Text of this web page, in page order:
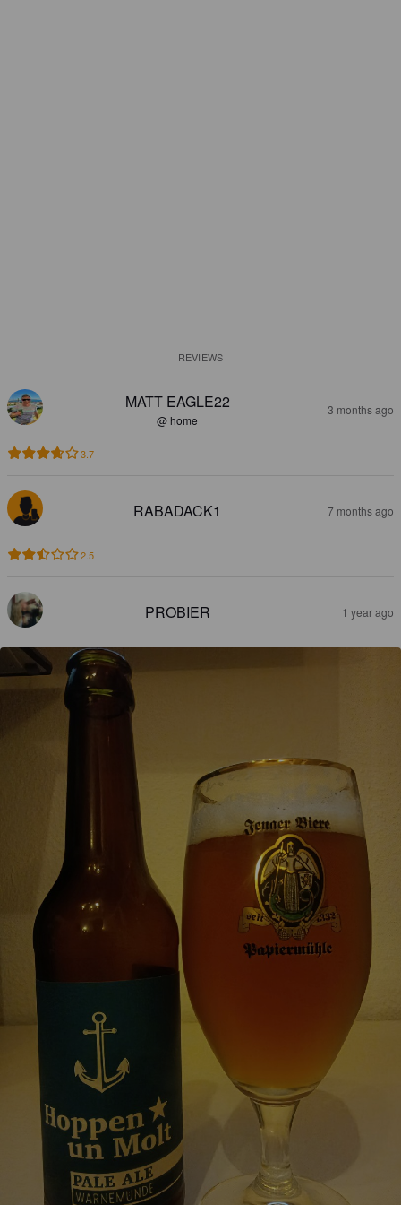
REVIEWS
MATT EAGLE22
@ home
3 months ago
3.7
RABADACK1 7 months ago
2.5
PROBIER 1 year ago